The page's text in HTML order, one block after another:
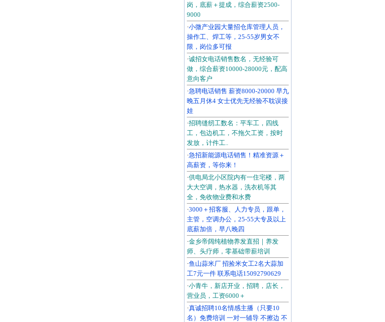
岗，底薪＋提成，综合薪资2500-
9000
·小微产业园大量招仓库管理人员，
操作工、焊工等，25-55岁男女不
限，岗位多可报
·诚招女电话销售数名，无经验可
做，综合薪资10000-28000元，配高
意向客户
·急聘电话销售 薪资8000-20000 早九
晚五月休4 女士优先无经验不耽误接
娃
·招聘缝纫工数名：平车工，四线
工，包边机工，不拖欠工资，按时
发放，计件工..
·急招新能源电话销售！精准资源＋
高薪资，等你来！
·供电局北小区院内有一住宅楼，两
大大空调，热水器，洗衣机等其
全，免收物业费和水费
·3000＋招客服、人力专员，跟单，
主管，空调办公，25-55大专及以上
底薪加倍，早八晚四
·金乡帝阔纯植物养发直招｜养发
师、头疗师，零基础带薪培训
·鱼山蒜米厂 招捡米女工2名大蒜加
工7元一件 联系电话15092790629
·小青牛，新店开业，招聘，店长，
营业员，工资6000＋
·真诚招聘10名情感主播（只要10
名）免费培训 一对一辅导 不擦边 不